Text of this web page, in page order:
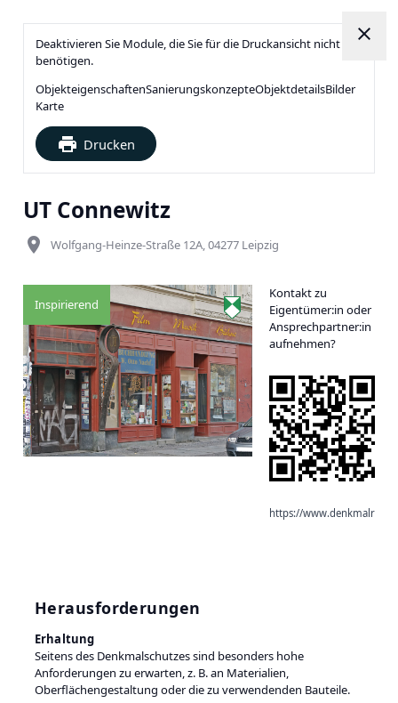
Deaktivieren Sie Module, die Sie für die Druckansicht nicht
benötigen.
ObjekteigenschaftenSanierungskonzepteObjektdetailsBilder
Karte
print Drucken
close
UT Connewitz
place Wolfgang-Heinze-Straße 12A, 04277 Leipzig
Inspirierend
Kontakt zu
Eigentümer:in oder
Ansprechpartner:in
aufnehmen?
https://
Herausforderungen
Erhaltung
Seitens des Denkmalschutzes sind besonders hohe
Anforderungen zu erwarten, z. B. an Materialien,
Oberflächengestaltung oder die zu verwendenden Bauteile.